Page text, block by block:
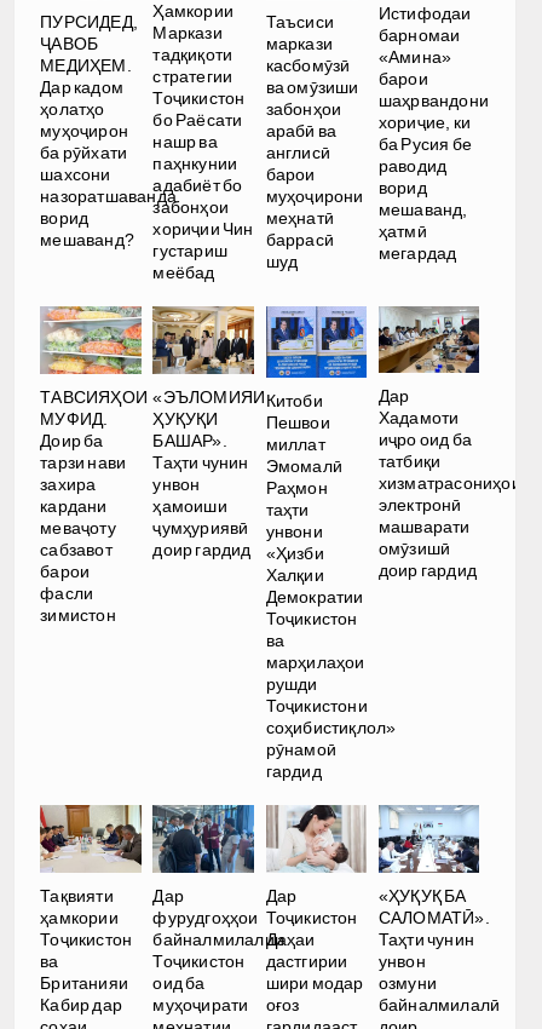
ПУРСИДЕД,
ҶАВОБ
МЕДИҲЕМ.
Дар кадом
ҳолатҳо
муҳоҷирон
ба рӯйхати
шахсони
назоратшаванда
ворид
мешаванд?
Ҳамкории
Маркази
тадқиқоти
стратегии
Тоҷикистон
бо Раёсати
нашр ва
паҳнкунии
адабиёт бо
забонҳои
хориҷии Чин
густариш
меёбад
Таъсиси
маркази
касбомӯзӣ
ва омӯзиши
забонҳои
арабӣ ва
англисӣ
барои
муҳоҷирони
меҳнатӣ
баррасӣ
шуд
Истифодаи
барномаи
«Амина»
барои
шаҳрвандони
хориҷие, ки
ба Русия бе
раводид
ворид
мешаванд,
ҳатмӣ
мегардад
ТАВСИЯҲОИ
МУФИД.
Доир ба
тарзи нави
захира
кардани
меваҷоту
сабзавот
барои
фасли
зимистон
«ЭЪЛОМИЯИ
ҲУҚУҚИ
БАШАР».
Таҳти чунин
унвон
ҳамоиши
ҷумҳуриявӣ
доир гардид
Китоби
Пешвои
миллат
Эмомалӣ
Раҳмон
таҳти
унвони
«Ҳизби
Халқии
Демократии
Тоҷикистон
ва
марҳилаҳои
рушди
Тоҷикистони
соҳибистиқлол»
рӯнамоӣ
гардид
Дар
Хадамоти
иҷро оид ба
татбиқи
хизматрасониҳои
электронӣ
машварати
омӯзишӣ
доир гардид
Тақвияти
ҳамкории
Тоҷикистон
ва
Британияи
Кабир дар
Дар
фурудгоҳҳои
байналмилалии
Тоҷикистон
оид ба
муҳоҷирати
Дар
Тоҷикистон
Даҳаи
дастгирии
шири модар
оғоз
«ҲУҚУҚ БА
САЛОМАТӢ».
Таҳти чунин
унвон
озмуни
байналмилалӣ